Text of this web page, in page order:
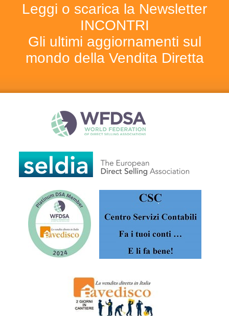
Leggi o scarica la Newsletter
INCONTRI
Gli ultimi aggiornamenti sul
mondo della Vendita Diretta